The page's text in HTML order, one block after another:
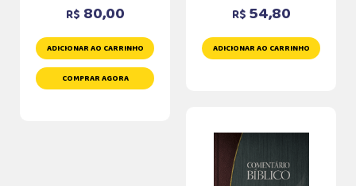
R$ 80,00
ADICIONAR AO CARRINHO
COMPRAR AGORA
R$ 54,80
ADICIONAR AO CARRINHO